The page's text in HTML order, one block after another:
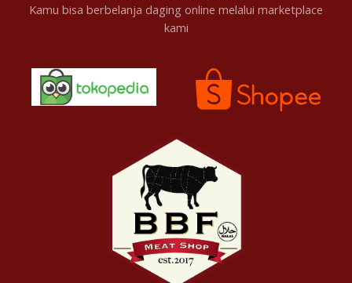
Kamu bisa berbelanja daging online melalui marketplace
kami